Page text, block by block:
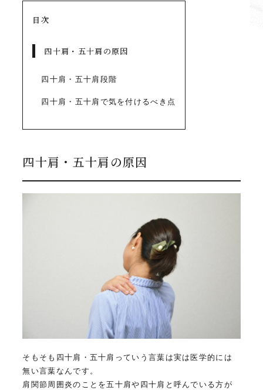
目次
四十肩・五十肩の原因
四十肩・五十肩段階
四十肩・五十肩で気を付けるべき点
四十肩・五十肩の原因
そもそも四十肩・五十肩っていう言葉は実は医学的には
無い言葉なんです。
肩関節周囲炎のことを五十肩や四十肩と呼んでいる方が